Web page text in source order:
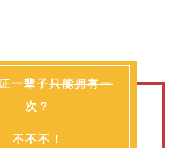
一辈子只能拥有一
次？
不不不！